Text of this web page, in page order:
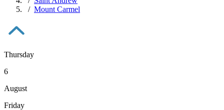
Mount Carmel
Thursday
6
August
Friday